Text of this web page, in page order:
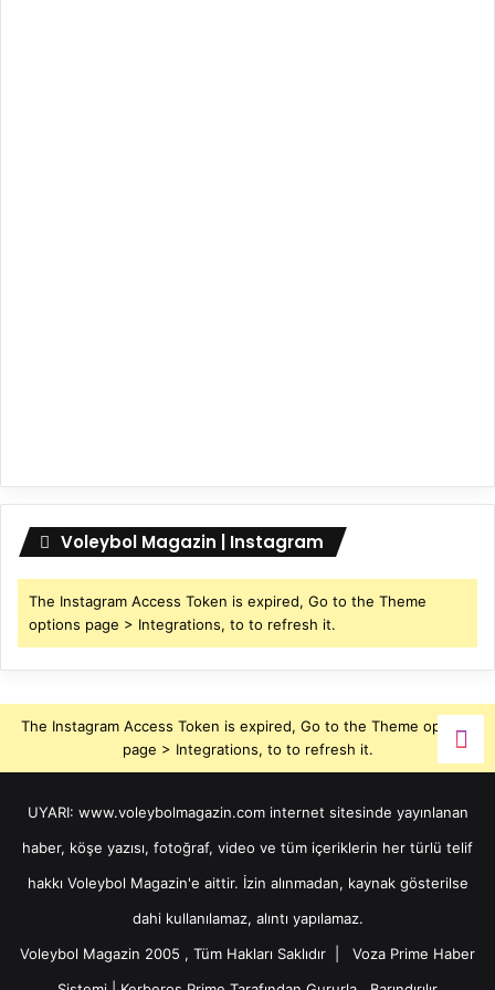
Voleybol Magazin | Instagram
The Instagram Access Token is expired, Go to the Theme
options page > Integrations, to to refresh it.
The Instagram Access Token is expired, Go to the Theme options
page > Integrations, to to refresh it.
UYARI: www.voleybolmagazin.com internet sitesinde yayınlanan
haber, köşe yazısı, fotoğraf, video ve tüm içeriklerin her türlü telif
hakkı Voleybol Magazin'e aittir. İzin alınmadan, kaynak gösterilse
dahi kullanılamaz, alıntı yapılamaz.
Voleybol Magazin 2005 , Tüm Hakları Saklıdır | Voza Prime Haber